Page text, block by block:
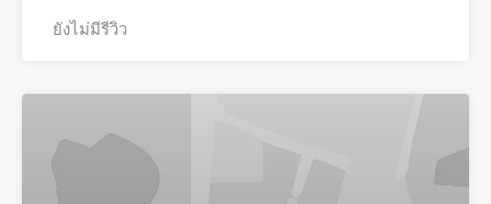
ยังไม่มีรีวิว